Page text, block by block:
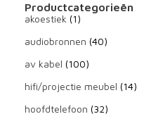
Productcategorieën
akoestiek (1)
audiobronnen (40)
av kabel (100)
hifi/projectie meubel (14)
hoofdtelefoon (32)